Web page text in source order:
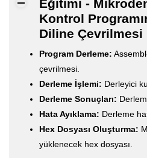
Eğitimi -
Kontrol
Diline Çevrilmesi
Program Derleme:
çevrilmesi.
Derleme İşlemi: Derleyici
Derleme Sonuçları:
Hata Ayıklama: Derleme
Hex Dosyası Oluşturma:
yüklenecek hex dosyası.